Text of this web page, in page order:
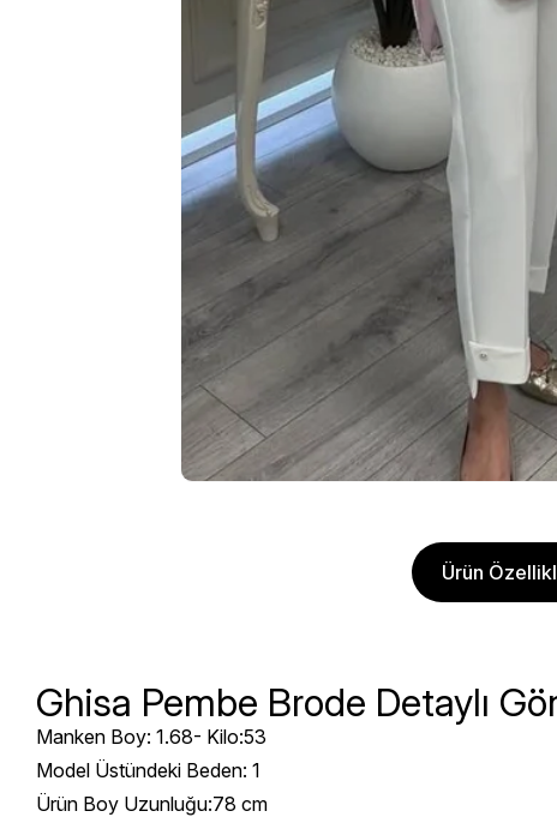
Ürün
Ghisa Pembe Brode Detaylı
Manken Boy: 1.68- Kilo:53
Model Üstündeki Beden: 1
Ürün Boy Uzunluğu:78 cm